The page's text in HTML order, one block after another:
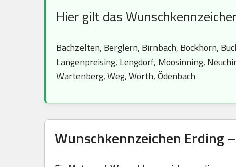
Hier gilt das
Bachzelten, Berglern, Birnbach, Bockhorn,
Langenpreising, Lengdorf, Moosinning,
Wartenberg, Weg, Wörth, Ödenbach
Wunschkennzeichen Erding